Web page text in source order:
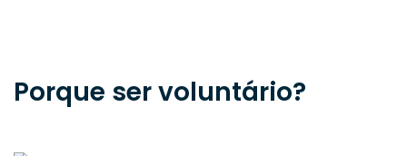
Porque ser voluntário?